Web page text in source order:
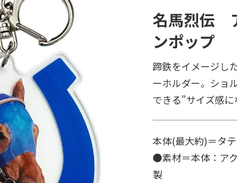
名馬烈伝
ンポップ
蹄鉄をイメージし
ーホルダー。ショ
できる”サイズ感に
本体(最大約)＝タ
●素材＝本体：ア
製